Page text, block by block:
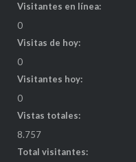
Visitantes en línea:
0
Visitas de hoy:
0
Visitantes hoy:
0
Vistas totales:
8.757
Total visitantes: